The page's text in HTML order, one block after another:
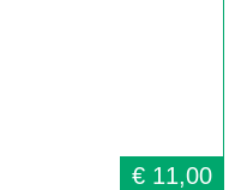
€ 11,00